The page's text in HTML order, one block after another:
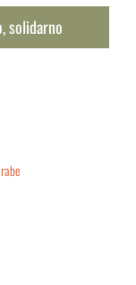
solidarno